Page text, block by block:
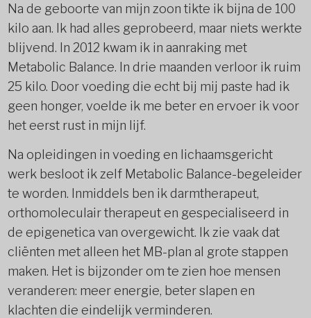
Na de geboorte van mijn zoon tikte ik bijna de 100
kilo aan. Ik had alles geprobeerd, maar niets werkte
blijvend. In 2012 kwam ik in aanraking met
Metabolic Balance. In drie maanden verloor ik ruim
25 kilo. Door voeding die echt bij mij paste had ik
geen honger, voelde ik me beter en ervoer ik voor
het eerst rust in mijn lijf.
Na opleidingen in voeding en lichaamsgericht
werk besloot ik zelf Metabolic Balance-begeleider
te worden. Inmiddels ben ik darmtherapeut,
orthomoleculair therapeut en gespecialiseerd in
de epigenetica van overgewicht. Ik zie vaak dat
cliënten met alleen het MB-plan al grote stappen
maken. Het is bijzonder om te zien hoe mensen
veranderen: meer energie, beter slapen en
klachten die eindelijk verminderen.